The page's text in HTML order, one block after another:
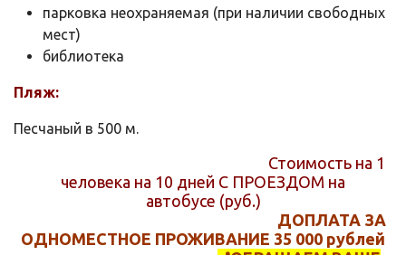
парковка неохраняемая (при наличии свободных
мест)
библиотека
Пляж:
Песчаный в 500 м.
Стоимость на 1
человека на 10 дней С ПРОЕЗДОМ на
автобусе (руб.)
ДОПЛАТА ЗА
ОДНОМЕСТНОЕ ПРОЖИВАНИЕ 35 000 рублей